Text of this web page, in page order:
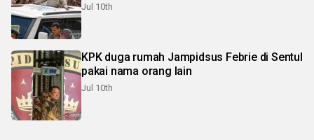
Jul 10th
KPK duga rumah Jampidsus Febrie di Sentul
pakai nama orang lain
Jul 10th